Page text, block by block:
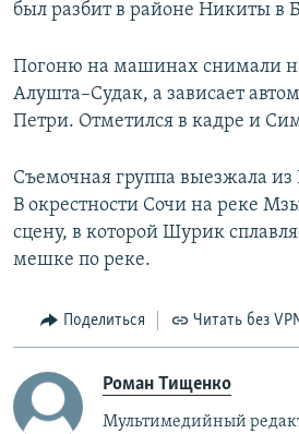
был разбит в районе Никиты в
Погоню на машинах снимали
Алушта–Судак, а зависает
Петри. Отметился в кадре и
Съемочная группа выезжала
В окрестности Сочи на реке
сцену, в которой Шурик
мешке по реке.
Поделиться Читать без
Роман Тищенко
Мультимедийный